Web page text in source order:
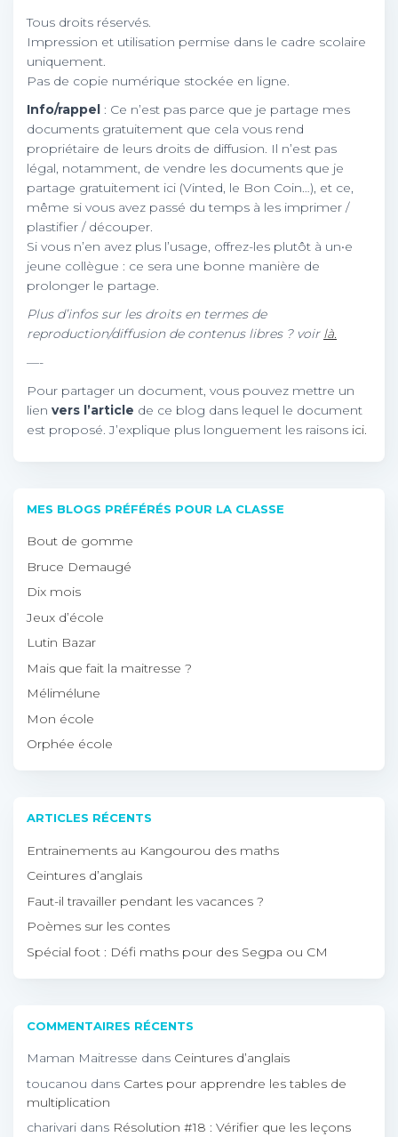
Tous droits réservés.
Impression et utilisation permise dans le cadre scolaire
uniquement.
Pas de copie numérique stockée en ligne.
Info/rappel : Ce n’est pas parce que je partage mes
documents gratuitement que cela vous rend
propriétaire de leurs droits de diffusion. Il n’est pas
légal, notamment, de vendre les documents que je
partage gratuitement ici (Vinted, le Bon Coin…), et ce,
même si vous avez passé du temps à les imprimer /
plastifier / découper.
Si vous n’en avez plus l’usage, offrez-les plutôt à un•e
jeune collègue : ce sera une bonne manière de
prolonger le partage.
Plus d’infos sur les droits en termes de
reproduction/diffusion de contenus libres ? voir là.
—-
Pour partager un document, vous pouvez mettre un
lien vers l’article de ce blog dans lequel le document
est proposé. J’explique plus longuement les raisons ici.
MES BLOGS PRÉFÉRÉS POUR LA CLASSE
Bout de gomme
Bruce Demaugé
Dix mois
Jeux d’école
Lutin Bazar
Mais que fait la maitresse ?
Mélimélune
Mon école
Orphée école
ARTICLES RÉCENTS
Entrainements au Kangourou des maths
Ceintures d’anglais
Faut-il travailler pendant les vacances ?
Poèmes sur les contes
Spécial foot : Défi maths pour des Segpa ou CM
COMMENTAIRES RÉCENTS
Maman Maitresse dans Ceintures d’anglais
toucanou dans Cartes pour apprendre les tables de
multiplication
charivari dans Résolution #18 : Vérifier que les leçons